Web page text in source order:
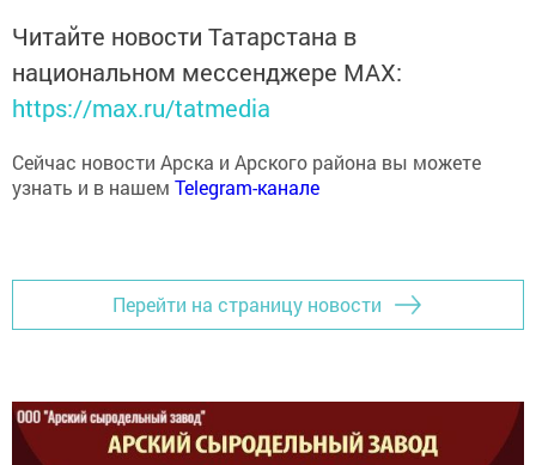
Читайте новости Татарстана в
национальном мессенджере MАХ:
https://max.ru/tatmedia
узнать и в нашемTelegram-канале
Перейти на страницу новости